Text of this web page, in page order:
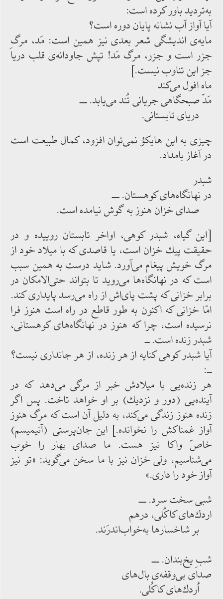
به‌‌‌تردید باور كرده ‌‌‌است:
آیا آواز آب نشانه پایان دوره است؟
مایه‌‌‌ی اندیشگی شعر بعدی نیز همین است: مَد، مرگِ
جزر است و جزر، مرگ مَد! تپش جاودانه‌‌‌ی قلب دریا
جز این تناوب نیست.]
ماه افول ‌‌‌می‌‌‌كند
مَدّ صبحگاهی جریانی تُند می‌‌‌یابد. ـــ
دریای تابستانی.
چیزی به این هایكوُ نمی‌‌‌توان ‌‌‌افزود، كمال طبیعت است
در آغاز بامداد.
شبدر
در نهانگاه‌‌‌های كوهستان. ـــ
صدای خزان هنوز به‌‌‌ گوش ‌‌‌نیامده ‌‌‌است.
[این گیاه، شبدر كوهی، اواخر تابستان روییده و در
حقیقت پیك خزان است، یا قاصدی كه با میلاد خود از
مرگ خویش پیغام‌‌‌ می‌‌‌آورد. شاید درست به همین سبب
است كه در نهانگاه‌‌‌ها می‌‌‌روید تا بتواند حتی‌‌‌الامكان در
برابر خزانی كه پشت پای‌اش از راه می‌‌‌رسد پایداری ‌‌‌كند.
امّا خزانی كه اكنون به‌‌‌ طور قاطع در راه است هنوز فرا
نرسیده ‌‌‌است، چرا كه هنوز در نهانگاه‌‌‌های كوهستانی،
شبدر زنده ‌‌‌است. ــ
آیا شبدر كوهی كنایه از هر زنده، از هر جانداری نیست؟
ــ:
هر زنده‌‌‌یی با میلادش خبر از مرگی می‌‌‌دهد كه در
آینده‌‌‌یی (دور و نزدیك) بر او خواهد تاخت. پس اگر
زنده هنوز زندگی‌‌‌ می‌‌‌كند، به دلیل آن است كه مرگ هنوز
آواز غمناكش را نخوانده.] این جان‌‌‌پرستی (آنیمیسم)
خاصّ واكا نیز هست. ما صدای بهار را خوب
می‌‌‌شناسیم، ولی خزان نیز با ما سخن ‌‌‌می‌‌‌گوید: «تو نیز
آواز خود را داری.»
شبی سخت سرد. ـــ
اردك‌‌‌های كاكُلی، درهم
بر شاخسارها به‌‌‌خواب‌‌‌اندرَند.
شبِ یخ‌‌‌بندان. ـــ
صدای بی‌‌‌وقفه‌‌‌ی بال‌‌‌های
اُردك‌‌‌های كاكُلی.